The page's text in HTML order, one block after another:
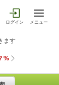
ログイン メニュー